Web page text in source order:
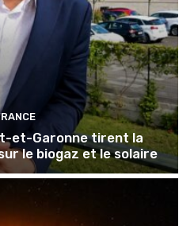
et-Garonne tirent la
le biogaz et le solaire